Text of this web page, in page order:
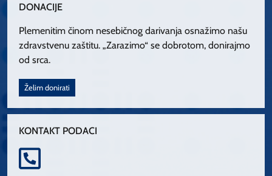
DONACIJE
Plemenitim činom nesebičnog darivanja osnažimo našu
zdravstvenu zaštitu. „Zarazimo“ se dobrotom, donirajmo
od srca.
Želim donirati
KONTAKT PODACI